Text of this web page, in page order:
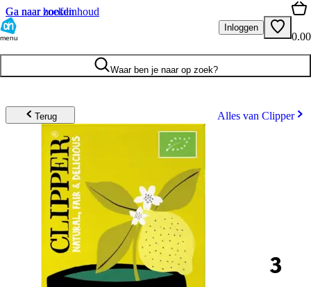
Ga naar hoofdinhoud
Ga naar zoeken
menu
Inloggen
0.00
Waar ben je naar op zoek?
Terug Alles van Clipper
3